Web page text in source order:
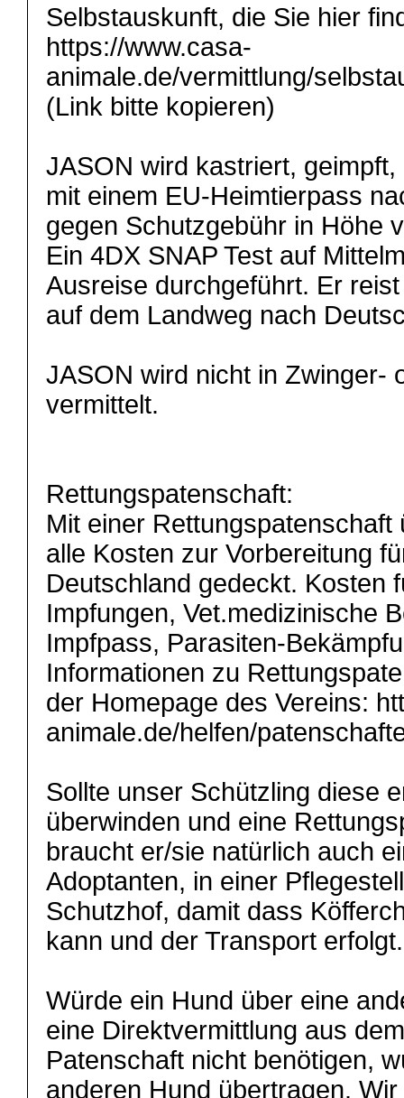
Selbstauskunft, die Sie hier
https://www.casa-
animale.de/vermittlung/
(Link bitte kopieren)
JASON wird kastriert,
mit einem EU-Heimtierpass
gegen Schutzgebühr in Höhe
Ein 4DX SNAP Test auf
Ausreise durchgeführt. Er
auf dem Landweg nach
JASON wird nicht in Zwinger-
vermittelt.
Rettungspatenschaft:
Mit einer
alle Kosten zur Vorbereitung
Deutschland gedeckt. Kosten
Impfungen, Vet.medizinische
Impfpass, Parasiten-
Informationen zu
der Homepage des Vereins:
animale.de/helfen/
Sollte unser Schützling diese
überwinden und eine
braucht er/sie natürlich auch
Adoptanten, in einer
Schutzhof, damit dass
kann und der Transport erfolgt.
Würde ein Hund über eine
eine Direktvermittlung aus
Patenschaft nicht benötigen,
anderen Hund übertragen.